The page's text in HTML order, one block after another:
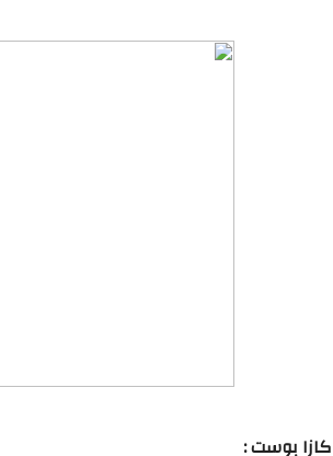
كازا بوست :